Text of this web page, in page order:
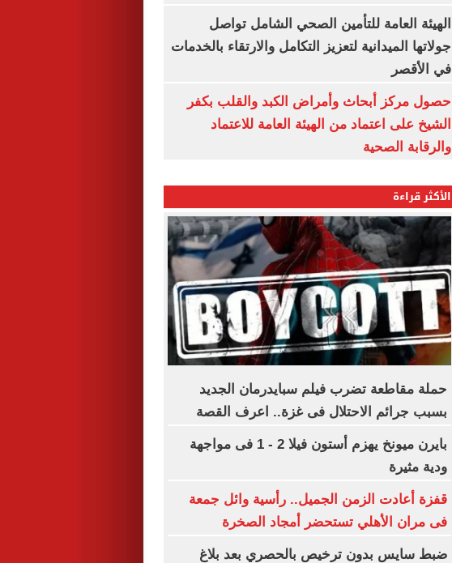
الهيئة العامة للتأمين الصحي الشامل تواصل
جولاتها الميدانية لتعزيز التكامل والارتقاء بالخدمات
في الأقصر
حصول مركز أبحاث وأمراض الكبد والقلب بكفر
الشيخ على اعتماد من الهيئة العامة للاعتماد
والرقابة الصحية
الأكثر قراءة
حملة مقاطعة تضرب فيلم سبايدرمان الجديد
بسبب جرائم الاحتلال فى غزة.. اعرف القصة
بايرن ميونخ يهزم أستون فيلا 2 - 1 فى مواجهة
ودية مثيرة
قفزة أعادت الزمن الجميل.. رأسية وائل جمعة
فى مران الأهلي تستحضر أمجاد الصخرة
ضبط سايس بدون ترخيص بالحصري بعد بلاغ